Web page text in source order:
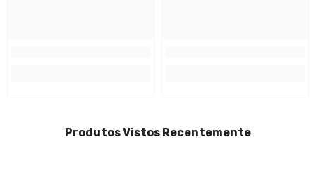
Produtos Vistos Recentemente